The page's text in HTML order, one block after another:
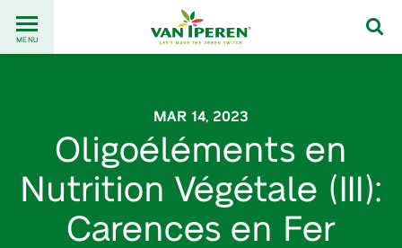
content
Back
to
MENU
MAR 14, 2023
Oligoéléments en
Nutrition Végétale (III):
Carences en Fer